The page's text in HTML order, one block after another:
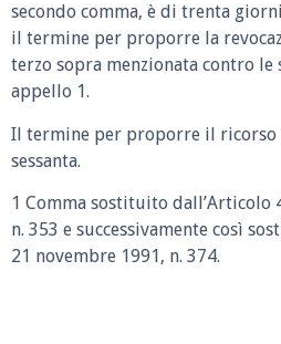
secondo comma, è di trenta
il termine per proporre la
terzo sopra menzionata contro le
appello 1.
Il termine per proporre il ricorso
sessanta.
1 Comma sostituito dall’Articolo
n. 353 e successivamente così
21 novembre 1991, n. 374.